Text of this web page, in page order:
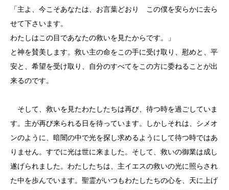
「主よ、今こそあなたは、お言葉どおり この僕を安らかに去ら
せて下さいます。
わたしはこの目であなたの救いを見たからです。」
と神を賛美します。救い主の命をこの手に受け取り、慰めと、平
安と、希望を受け取り、自分のすべてをこの方に委ねることが出
来るのです。
そして、救いを見たわたしたちは再び、待つ時を過ごしていま
す。主が再び来られる日を待っています。しかしそれは、シメオ
ンのように、暗闇の中で光を探し求めるようにして待つ時ではあ
りません。すでに光は世に来ました。そして、救いの御業は成し
遂げられました。わたしたちは、主イエスの救いの光に照らされ
た中を歩んでいます。聖霊がいつもわたしたちの心を、天に上げ